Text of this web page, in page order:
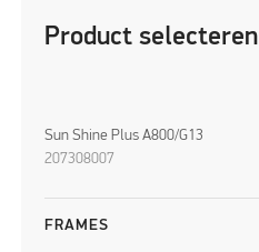
Product selecteren
Sun Shine Plus A800/G13
207308007
FRAMES